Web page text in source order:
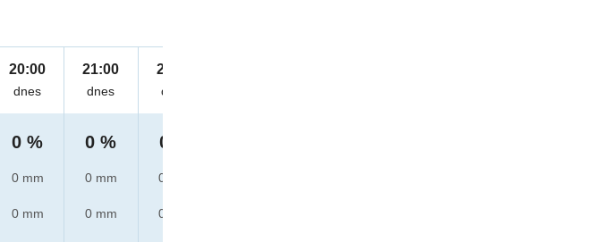
20:00
dnes
0 %
0 mm
0 mm
21:00
dnes
0 %
0 mm
0 mm
22:00
dnes
0 %
0 mm
0 mm